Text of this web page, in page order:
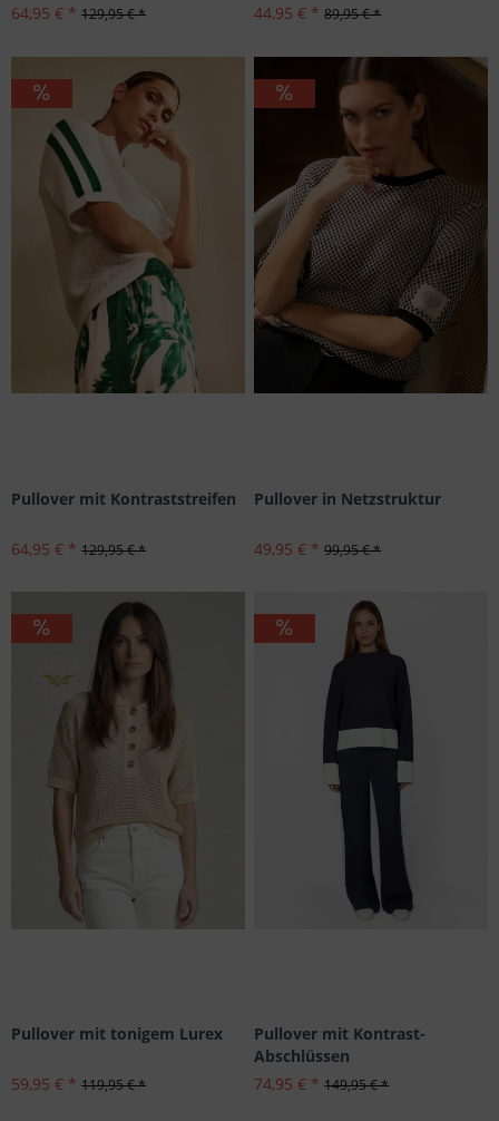
64,95 € * 129,95 € *
44,95 € * 89,95 € *
Pullover mit Kontraststreifen
64,95 € * 129,95 € *
Pullover in Netzstruktur
49,95 € * 99,95 € *
Pullover mit tonigem Lurex
59,95 € * 119,95 € *
Pullover mit Kontrast-
Abschlüssen
74,95 € * 149,95 € *